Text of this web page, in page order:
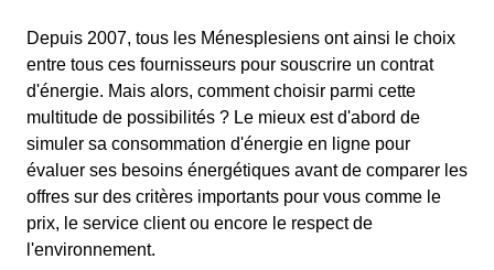
Depuis 2007, tous les Ménesplesiens ont ainsi le choix
entre tous ces fournisseurs pour souscrire un contrat
d'énergie. Mais alors, comment choisir parmi cette
multitude de possibilités ? Le mieux est d'abord de
simuler sa consommation d'énergie en ligne pour
évaluer ses besoins énergétiques avant de comparer les
offres sur des critères importants pour vous comme le
prix, le service client ou encore le respect de
l'environnement.